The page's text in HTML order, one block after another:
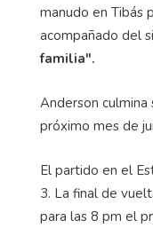
manudo en Tibás
acompañado del
familia".
Anderson
próximo mes de
El partido en el
3. La final de
para las 8 pm el